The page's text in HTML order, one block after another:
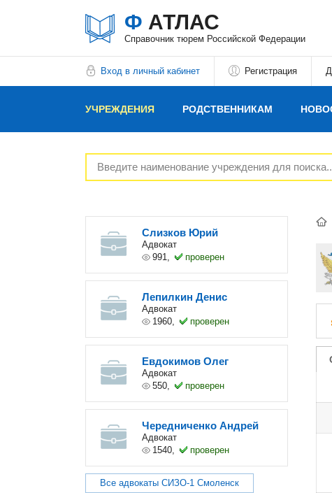
Ф АТЛАС
Справочник тюрем Российской Федерации
Вход в личный кабинет Регистрация
УЧРЕЖДЕНИЯ РОДСТВЕННИКАМ
РЕКЛАМОДАТЕЛЯМ
Слизков Юрий
Адвокат
991,
проверен
Лепилкин Денис
Адвокат
1960,
проверен
Евдокимов Олег
Адвокат
550,
проверен
Чередниченко Андрей
Адвокат
1540,
проверен
Все адвокаты СИЗО-1 Смоленск